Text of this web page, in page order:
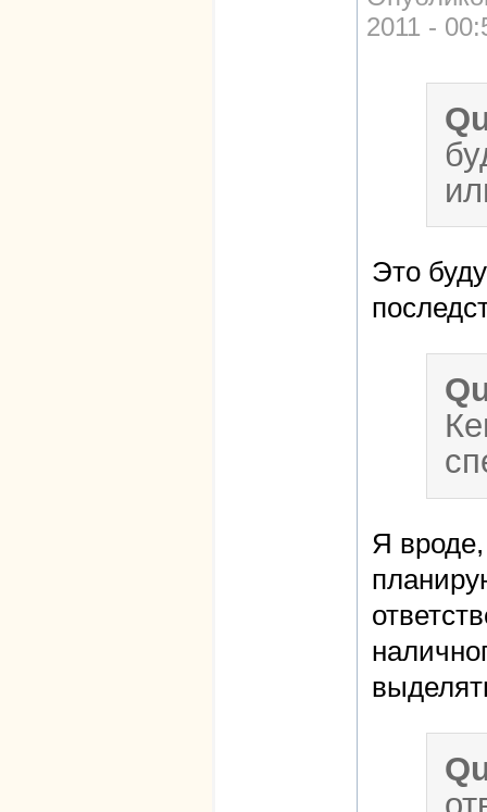
2011 -
Это
Я